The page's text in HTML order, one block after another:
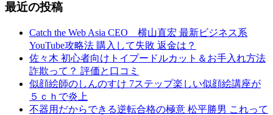
最近の投稿
Catch the Web Asia CEO 横山直宏 最新ビジネス系
YouTube攻略法 購入して失敗 返金は？
佐々木 初心者向けトイプードルカット＆お手入れ方法
詐欺って？ 評価と口コミ
似顔絵師のしんのすけ 7ステップ楽しい似顔絵講座が
５ｃｈで炎上
不器用だからできる逆転合格の極意 松平勝男 これって